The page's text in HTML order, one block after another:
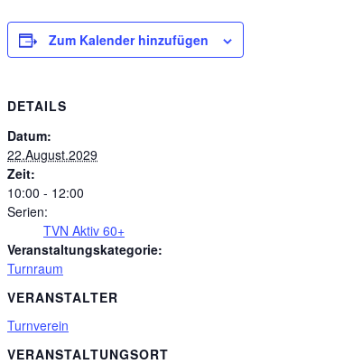
Zum Kalender hinzufügen
DETAILS
Datum:
22.August.2029
Zeit:
10:00 - 12:00
Serien:
TVN Aktiv 60+
Veranstaltungskategorie:
Turnraum
VERANSTALTER
Turnverein
VERANSTALTUNGSORT